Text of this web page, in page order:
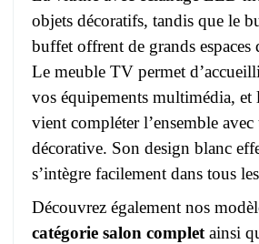
objets décoratifs, tandis que le
buffet offrent de grands espaces
Le meuble TV permet
vos équipements multimédia, et
vient compléter l’ensemble
décorative. Son design blanc
s’intègre facilement dans tous
Découvrez également nos
catégorie salon complet ainsi